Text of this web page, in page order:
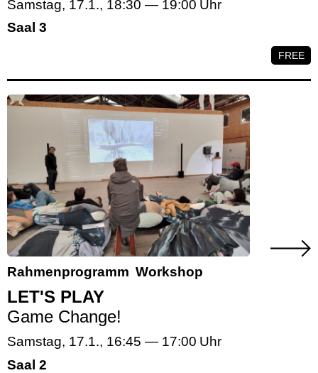
Samstag, 17.1., 18:30 — 19:00
Saal 3
FREE
Rahmenprogramm Workshop
LET'S PLAY
Game Change!
Samstag, 17.1., 16:45 — 17:00
Saal 2